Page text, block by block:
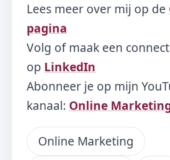
Lees meer over mij op de
pagina
Volg of maak een
op LinkedIn
Abonneer je op mijn
kanaal: Online
Online Marketing